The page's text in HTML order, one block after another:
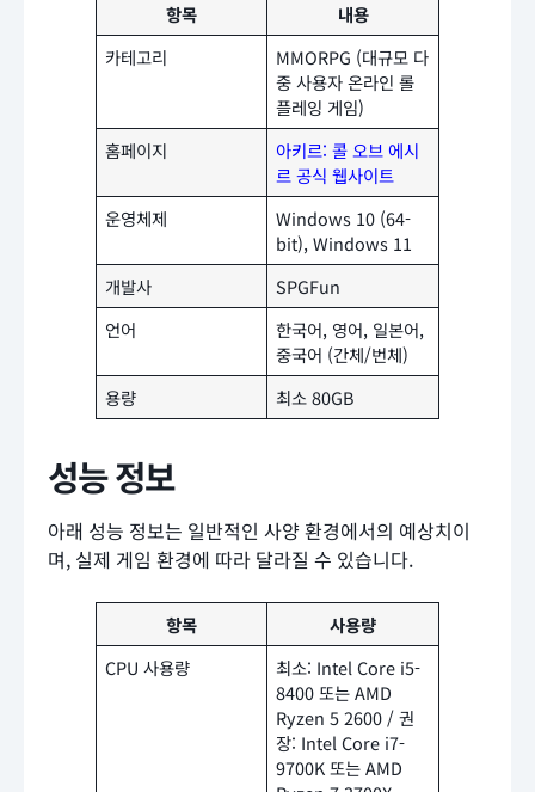
항목
내용
카테고리
MMORPG (대규모 다
중 사용자 온라인 롤
플레잉 게임)
홈페이지
아키르: 콜 오브 에시
르 공식 웹사이트
운영체제
Windows 10 (64-
bit), Windows 11
개발사
SPGFun
언어
한국어, 영어, 일본어,
중국어 (간체/번체)
용량
최소 80GB
성능 정보
아래 성능 정보는 일반적인 사양 환경에서의 예상치이
며, 실제 게임 환경에 따라 달라질 수 있습니다.
항목
사용량
CPU 사용량
최소: Intel Core i5-
8400 또는 AMD
Ryzen 5 2600 / 권
장: Intel Core i7-
9700K 또는 AMD